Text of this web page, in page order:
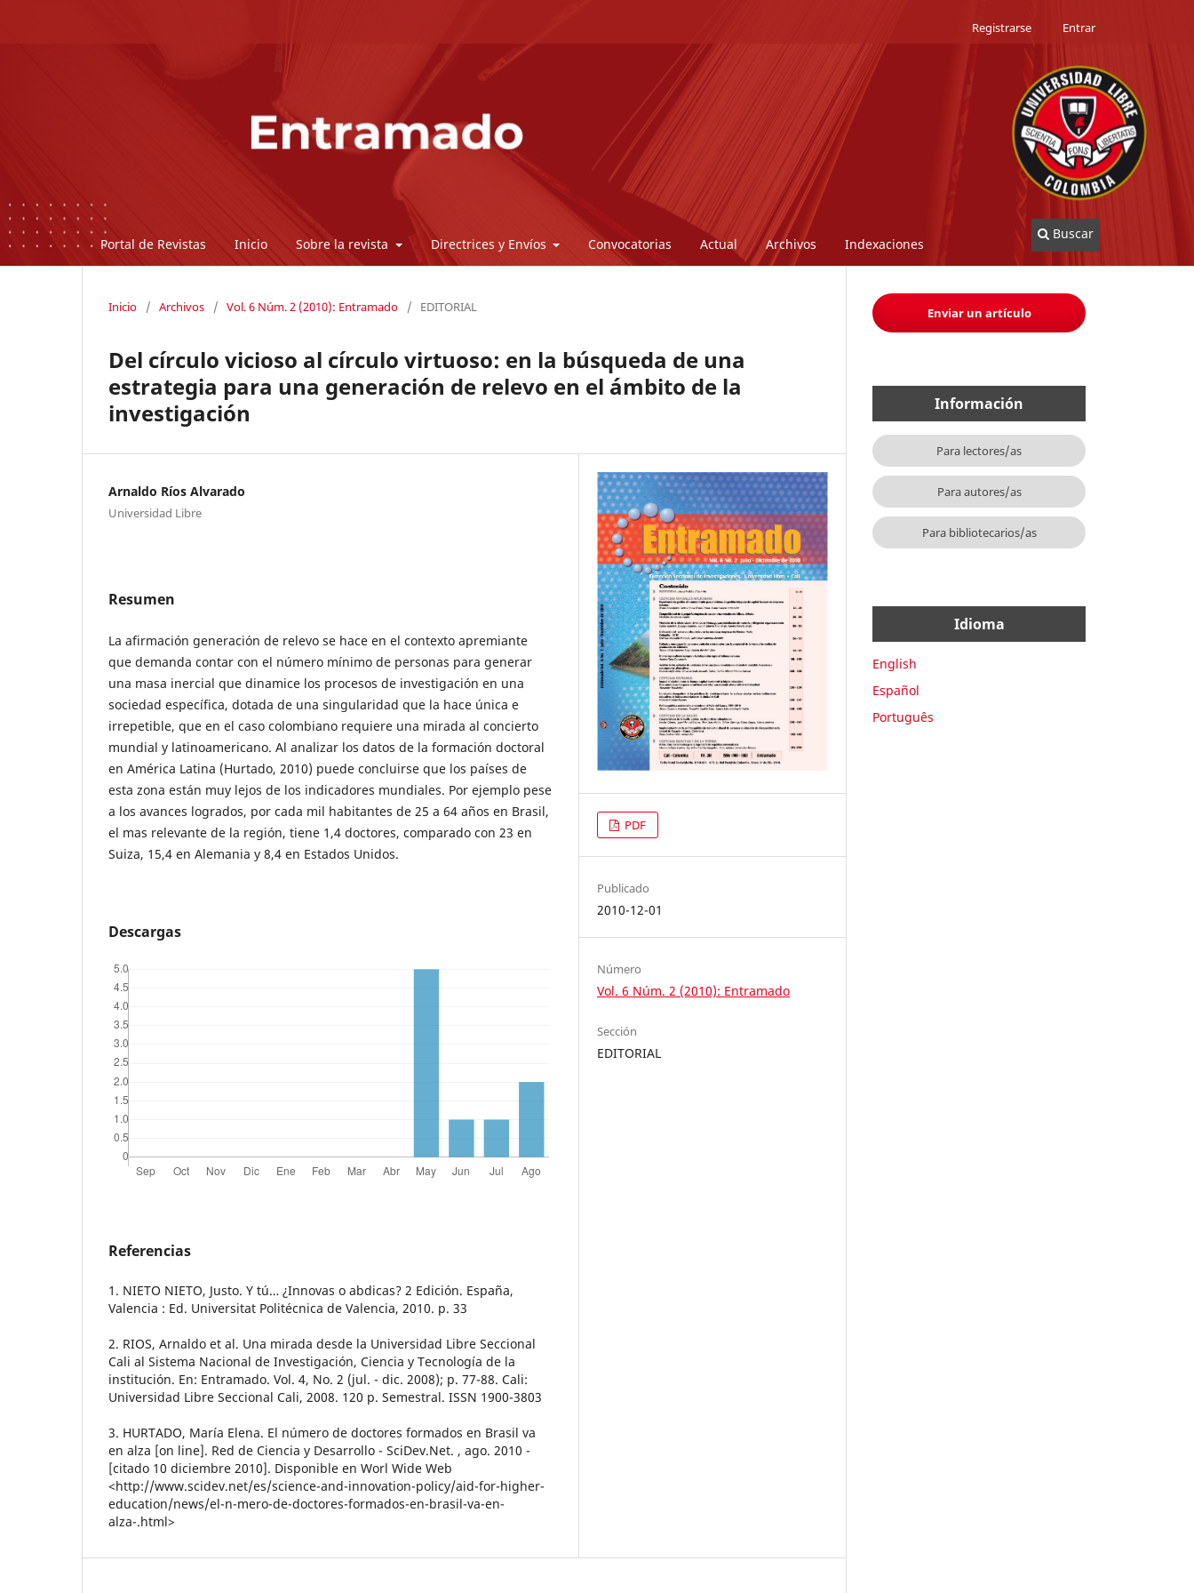
Portal de Revistas Inicio Sobre la revista Directrices y Envíos Convocatorias Actual Archivos Indexaciones
Buscar
Registrarse Entrar
Inicio / Archivos / Vol. 6 Núm. 2 (2010): Entramado / EDITORIAL
Del círculo vicioso al círculo virtuoso: en la búsqueda de una
estrategia para una generación de relevo en el ámbito de la
investigación
Arnaldo Ríos Alvarado
Universidad Libre
Resumen
La afirmación generación de relevo se hace en el contexto apremiante
que demanda contar con el número mínimo de personas para generar
una masa inercial que dinamice los procesos de investigación en una
sociedad específica, dotada de una singularidad que la hace única e
irrepetible, que en el caso colombiano requiere una mirada al concierto
mundial y latinoamericano. Al analizar los datos de la formación doctoral
en América Latina (Hurtado, 2010) puede concluirse que los países de
esta zona están muy lejos de los indicadores mundiales. Por ejemplo pese
a los avances logrados, por cada mil habitantes de 25 a 64 años en Brasil,
el mas relevante de la región, tiene 1,4 doctores, comparado con 23 en
Suiza, 15,4 en Alemania y 8,4 en Estados Unidos.
Descargas
Referencias
1. NIETO NIETO, Justo. Y tú… ¿Innovas o abdicas? 2 Edición. España,
Valencia : Ed. Universitat Politécnica de Valencia, 2010. p. 33
2. RIOS, Arnaldo et al. Una mirada desde la Universidad Libre Seccional
Cali al Sistema Nacional de Investigación, Ciencia y Tecnología de la
institución. En: Entramado. Vol. 4, No. 2 (jul. - dic. 2008); p. 77-88. Cali:
Universidad Libre Seccional Cali, 2008. 120 p. Semestral. ISSN 1900-3803
3. HURTADO, María Elena. El número de doctores formados en Brasil va
en alza [on line]. Red de Ciencia y Desarrollo - SciDev.Net. , ago. 2010 -
[citado 10 diciembre 2010]. Disponible en Worl Wide Web
<http://www.scidev.net/es/science-and-innovation-policy/aid-for-higher-
education/news/el-n-mero-de-doctores-formados-en-brasil-va-en-
alza-.html>
PDF
Publicado
2010-12-01
Número
Vol. 6 Núm. 2 (2010): Entramado
Sección
EDITORIAL
Enviar un artículo
Información
Para lectores/as
Para autores/as
Para bibliotecarios/as
Idioma
English
Español
Português